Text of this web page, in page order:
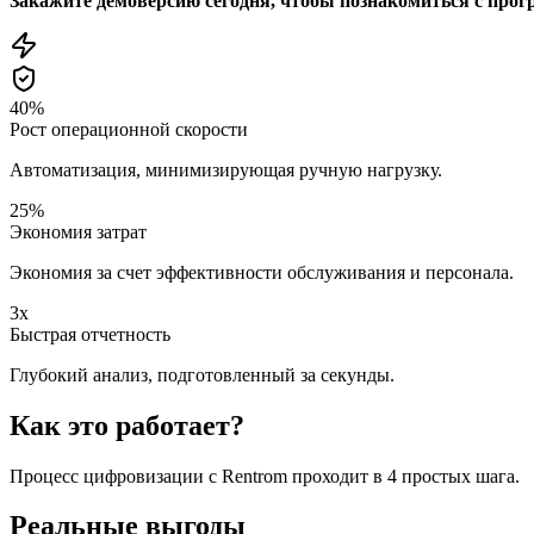
40%
Рост операционной скорости
Автоматизация, минимизирующая ручную нагрузку.
25%
Экономия затрат
Экономия за счет эффективности обслуживания и персонала.
3x
Быстрая отчетность
Глубокий анализ, подготовленный за секунды.
Как это работает?
Процесс цифровизации с Rentrom проходит в 4 простых шага.
Реальные выгоды